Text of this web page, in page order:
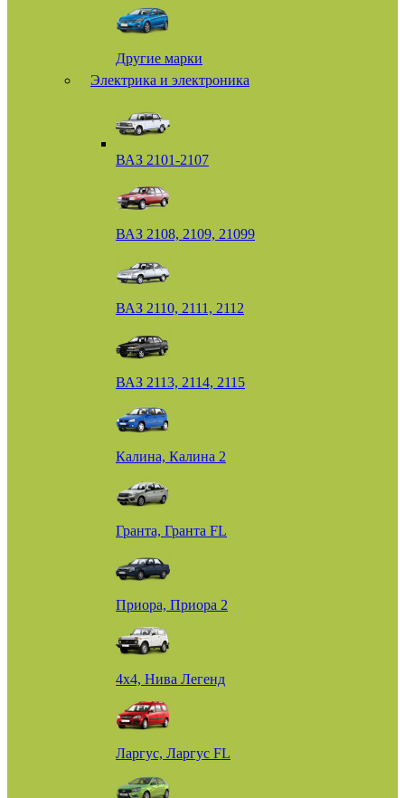
Другие марки
Электрика и электроника
ВАЗ 2101-2107
ВАЗ 2108, 2109, 21099
ВАЗ 2110, 2111, 2112
ВАЗ 2113, 2114, 2115
Калина, Калина 2
Гранта, Гранта FL
Приора, Приора 2
4х4, Нива Легенд
Ларгус, Ларгус FL